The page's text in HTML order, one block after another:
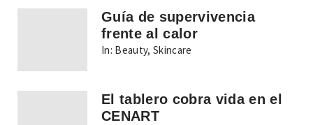
Guía de supervivencia
frente al calor
In: Beauty,Skincare
El tablero cobra vida en el
CENART